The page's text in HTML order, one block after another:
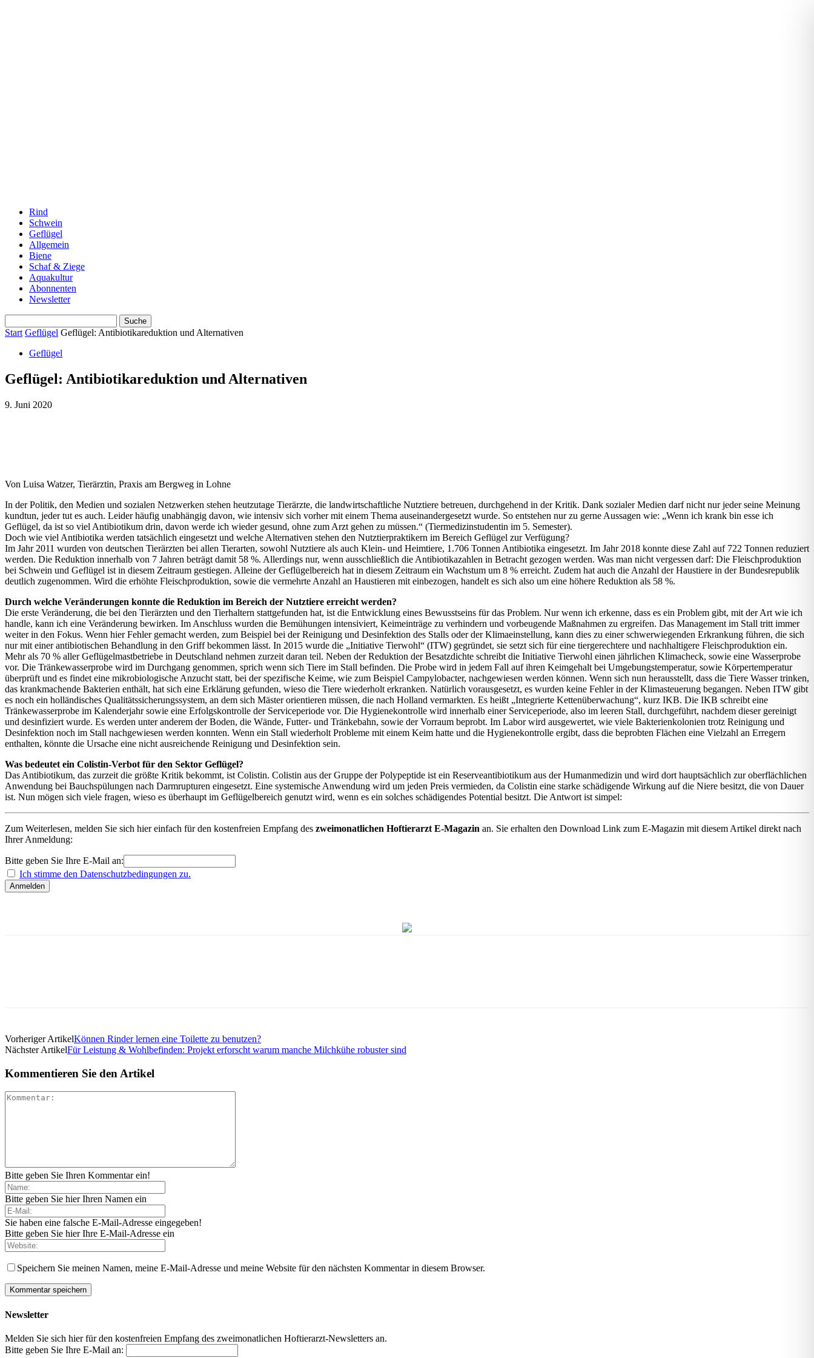
Rind
Schwein
Geflügel
Allgemein
Biene
Schaf & Ziege
Aquakultur
Abonnenten
Newsletter
Start Geflügel Geflügel: Antibiotikareduktion und Alternativen
Geflügel
Geflügel: Antibiotikareduktion und Alternativen
9. Juni 2020
Von Luisa Watzer, Tierärztin, Praxis am Bergweg in Lohne
In der Politik, den Medien und sozialen Netzwerken stehen heutzutage Tierärzte, die landwirtschaftliche Nutztiere betreuen, durchgehend in der Kritik. Dank sozialer Medien darf nicht nur jeder seine Meinung
kundtun, jeder tut es auch. Leider häufig unabhängig davon, wie intensiv sich vorher mit einem Thema auseinandergesetzt wurde. So entstehen nur zu gerne Aussagen wie: „Wenn ich krank bin esse ich
Geflügel, da ist so viel Antibiotikum drin, davon werde ich wieder gesund, ohne zum Arzt gehen zu müssen.“ (Tiermedizinstudentin im 5. Semester).
Doch wie viel Antibiotika werden tatsächlich eingesetzt und welche Alternativen stehen den Nutztierpraktikern im Bereich Geflügel zur Verfügung?
Im Jahr 2011 wurden von deutschen Tierärzten bei allen Tierarten, sowohl Nutztiere als auch Klein- und Heimtiere, 1.706 Tonnen Antibiotika eingesetzt. Im Jahr 2018 konnte diese Zahl auf 722 Tonnen reduziert
werden. Die Reduktion innerhalb von 7 Jahren beträgt damit 58 %. Allerdings nur, wenn ausschließlich die Antibiotikazahlen in Betracht gezogen werden. Was man nicht vergessen darf: Die Fleischproduktion
bei Schwein und Geflügel ist in diesem Zeitraum gestiegen. Alleine der Geflügelbereich hat in diesem Zeitraum ein Wachstum um 8 % erreicht. Zudem hat auch die Anzahl der Haustiere in der Bundesrepublik
deutlich zugenommen. Wird die erhöhte Fleischproduktion, sowie die vermehrte Anzahl an Haustieren mit einbezogen, handelt es sich also um eine höhere Reduktion als 58 %.
Durch welche Veränderungen konnte die Reduktion im Bereich der Nutztiere erreicht werden?
Die erste Veränderung, die bei den Tierärzten und den Tierhaltern stattgefunden hat, ist die Entwicklung eines Bewusstseins für das Problem. Nur wenn ich erkenne, dass es ein Problem gibt, mit der Art wie ich
handle, kann ich eine Veränderung bewirken. Im Anschluss wurden die Bemühungen intensiviert, Keimeinträge zu verhindern und vorbeugende Maßnahmen zu ergreifen. Das Management im Stall tritt immer
weiter in den Fokus. Wenn hier Fehler gemacht werden, zum Beispiel bei der Reinigung und Desinfektion des Stalls oder der Klimaeinstellung, kann dies zu einer schwerwiegenden Erkrankung führen, die sich
nur mit einer antibiotischen Behandlung in den Griff bekommen lässt. In 2015 wurde die „Initiative Tierwohl“ (ITW) gegründet, sie setzt sich für eine tiergerechtere und nachhaltigere Fleischproduktion ein.
Mehr als 70 % aller Geflügelmastbetriebe in Deutschland nehmen zurzeit daran teil. Neben der Reduktion der Besatzdichte schreibt die Initiative Tierwohl einen jährlichen Klimacheck, sowie eine Wasserprobe
vor. Die Tränkewasserprobe wird im Durchgang genommen, sprich wenn sich Tiere im Stall befinden. Die Probe wird in jedem Fall auf ihren Keimgehalt bei Umgebungstemperatur, sowie Körpertemperatur
überprüft und es findet eine mikrobiologische Anzucht statt, bei der spezifische Keime, wie zum Beispiel Campylobacter, nachgewiesen werden können. Wenn sich nun herausstellt, dass die Tiere Wasser trinken,
das krankmachende Bakterien enthält, hat sich eine Erklärung gefunden, wieso die Tiere wiederholt erkranken. Natürlich vorausgesetzt, es wurden keine Fehler in der Klimasteuerung begangen. Neben ITW gibt
es noch ein holländisches Qualitätssicherungssystem, an dem sich Mäster orientieren müssen, die nach Holland vermarkten. Es heißt „Integrierte Kettenüberwachung“, kurz IKB. Die IKB schreibt eine
Tränkewasserprobe im Kalenderjahr sowie eine Erfolgskontrolle der Serviceperiode vor. Die Hygienekontrolle wird innerhalb einer Serviceperiode, also im leeren Stall, durchgeführt, nachdem dieser gereinigt
und desinfiziert wurde. Es werden unter anderem der Boden, die Wände, Futter- und Tränkebahn, sowie der Vorraum beprobt. Im Labor wird ausgewertet, wie viele Bakterienkolonien trotz Reinigung und
Desinfektion noch im Stall nachgewiesen werden konnten. Wenn ein Stall wiederholt Probleme mit einem Keim hatte und die Hygienekontrolle ergibt, dass die beprobten Flächen eine Vielzahl an Erregern
enthalten, könnte die Ursache eine nicht ausreichende Reinigung und Desinfektion sein.
Was bedeutet ein Colistin-Verbot für den Sektor Geflügel?
Das Antibiotikum, das zurzeit die größte Kritik bekommt, ist Colistin. Colistin aus der Gruppe der Polypeptide ist ein Reserveantibiotikum aus der Humanmedizin und wird dort hauptsächlich zur oberflächlichen
Anwendung bei Bauchspülungen nach Darmrupturen eingesetzt. Eine systemische Anwendung wird um jeden Preis vermieden, da Colistin eine starke schädigende Wirkung auf die Niere besitzt, die von Dauer
ist. Nun mögen sich viele fragen, wieso es überhaupt im Geflügelbereich genutzt wird, wenn es ein solches schädigendes Potential besitzt. Die Antwort ist simpel:
Zum Weiterlesen, melden Sie sich hier einfach für den kostenfreien Empfang des zweimonatlichen Hoftierarzt E-Magazin an. Sie erhalten den Download Link zum E-Magazin mit diesem Artikel direkt nach
Ihrer Anmeldung:
Bitte geben Sie Ihre E-Mail an:
Ich stimme den Datenschutzbedingungen zu.
Vorheriger ArtikelKönnen Rinder lernen eine Toilette zu benutzen?
Nächster ArtikelFür Leistung & Wohlbefinden: Projekt erforscht warum manche Milchkühe robuster sind
Kommentieren Sie den Artikel
Bitte geben Sie Ihren Kommentar ein!
Bitte geben Sie hier Ihren Namen ein
Sie haben eine falsche E-Mail-Adresse eingegeben!
Bitte geben Sie hier Ihre E-Mail-Adresse ein
Speichern Sie meinen Namen, meine E-Mail-Adresse und meine Website für den nächsten Kommentar in diesem Browser.
Newsletter
Melden Sie sich hier für den kostenfreien Empfang des zweimonatlichen Hoftierarzt-Newsletters an.
Bitte geben Sie Ihre E-Mail an: